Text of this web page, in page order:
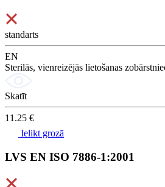
standarts
EN
Sterilās, vienreizējās lietošanas
Skatīt
11.25 €
Ielikt grozā
LVS EN ISO 7886-1:2001